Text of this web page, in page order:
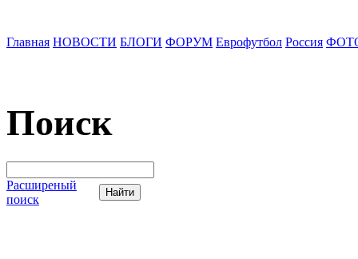
Главная НОВОСТИ БЛОГИ ФОРУМ Еврофутбол Россия
Поиск
Расширеный
поиск